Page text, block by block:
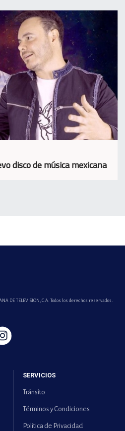
disco de música mexicana
DE TELEVISION, C.A. Todos los derechos reservados.
SERVICIOS
Tránsito
Términos y Condiciones
Política de Privacidad